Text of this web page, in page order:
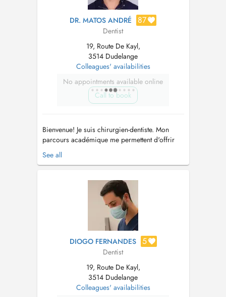
DR. MATOS ANDRÉ 87
Dentist
19, Route De Kayl,
3514 Dudelange
Colleagues' availabilities
No appointments available online
Call to book
Bienvenue! Je suis chirurgien-dentiste. Mon
parcours académique me permettent d'offrir
des soins de haute qualité, alliant techniques
avancés et une approche personnalisée pour
patient. Mon objectif est de restaurer la
fonctionnalité et l'esthétiqu...
See all
DIOGO FERNANDES 5
Dentist
19, Route De Kayl,
3514 Dudelange
Colleagues' availabilities